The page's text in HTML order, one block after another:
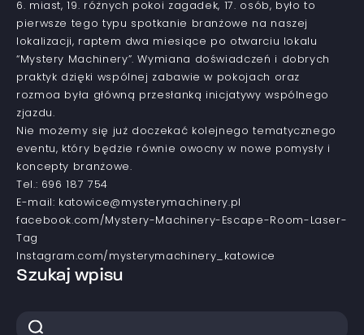
6. miast, 19. różnych pokoi zagadek, 17. osób, było to
pierwsze tego typu spotkanie branżowe na naszej
lokalizacji, raptem dwa miesiące po otwarciu lokalu
“Mystery Machinery”. Wymiana doświadczeń i dobrych
praktyk dzięki wspólnej zabawie w pokojach oraz
rozmoa była główną przesłanką inicjatywy wspólnego
zjazdu.
Nie możemy się już doczekać kolejnego tematycznego
eventu, który będzie równie owocny w nowe pomysły i
koncepty branżowe.
Tel.: 696 187 754
E-mail: katowice@mysterymachinery.pl
facebook.com/Mystery-Machinery-Escape-Room-Laser-
Tag
Instagram.com/mysterymachinery_katowice
Szukaj wpisu